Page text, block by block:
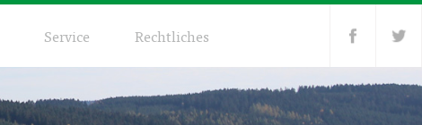
Service Rechtliches